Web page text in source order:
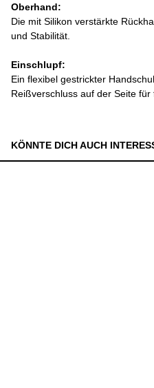
Oberhand:
Die mit Silikon verstärkte
und Stabilität.
Einschlupf:
Ein flexibel gestrickter
Reißverschluss auf der Seite für